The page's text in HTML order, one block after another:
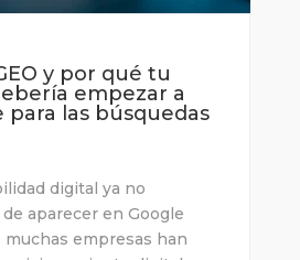
y por qué tu
empezar a
para las búsquedas
digital ya no
aparecer en Google
muchas empresas han